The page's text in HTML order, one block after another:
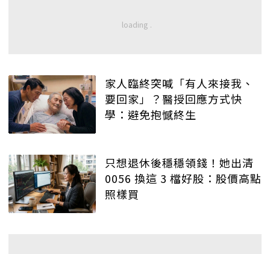
家人臨終突喊「有人來接我、
要回家」？醫授回應方式快
學：避免抱憾終生
只想退休後穩穩領錢！她出清
0056 換這 3 檔好股：股價高點
照樣買